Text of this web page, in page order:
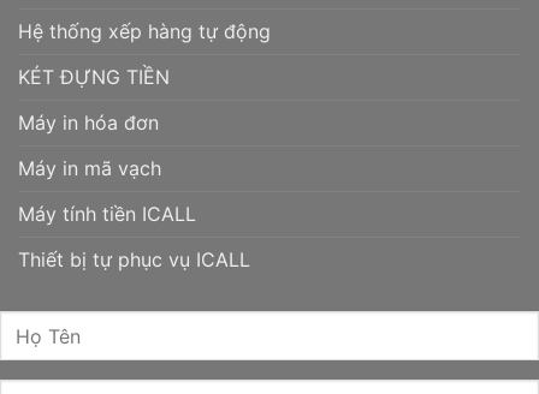
Hệ thống xếp hàng tự động
KÉT ĐỰNG TIỀN
Máy in hóa đơn
Máy in mã vạch
Máy tính tiền ICALL
Thiết bị tự phục vụ ICALL